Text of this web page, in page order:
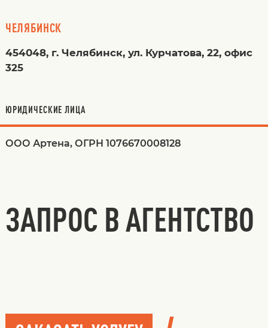
ЧЕЛЯБИНСК
454048, г. Челябинск, ул. Курчатова, 22, офис
325
ЮРИДИЧЕСКИЕ ЛИЦА
ООО Артена, ОГРН 1076670008128
ЗАПРОС В АГЕНТСТВО